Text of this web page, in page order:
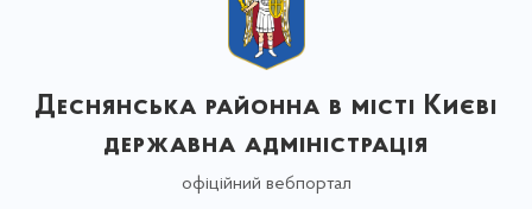
Деснянська районна в місті Києві
державна адміністрація
офіційний вебпортал